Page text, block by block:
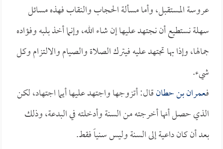
عروسة المستقبل، وأما مسألة الحجاب والنقاب فهذه مسائل
سهلة نستطيع أن نجتهد عليها إن شاء الله، وإنما أخذ بلبه وفؤاده
جمالها، وإذا بها تجتهد عليه فيترك الصلاة والصيام والالتزام وكل
شيء.
فـعمران بن حطانقال: أتزوجها واجتهد عليها أيما اجتهاد، لكن
الذي حصل أنها أخرجته من السنة وأدخلته في البدعة، وذلك
بعد أن كان داعية إلى السنة وليس سنياً فقط.